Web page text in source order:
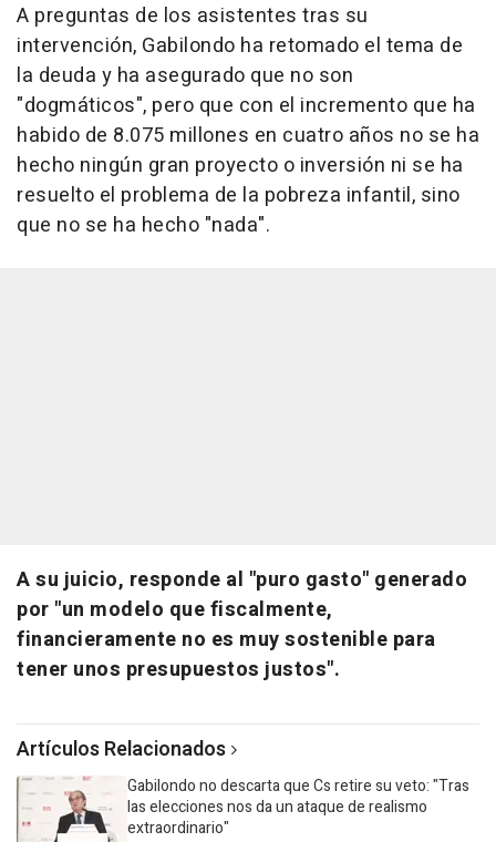
A preguntas de los asistentes tras su
intervención, Gabilondo ha retomado el tema de
la deuda y ha asegurado que no son
"dogmáticos", pero que con el incremento que ha
habido de 8.075 millones en cuatro años no se ha
hecho ningún gran proyecto o inversión ni se ha
resuelto el problema de la pobreza infantil, sino
que no se ha hecho "nada".
A su juicio, responde al "puro gasto" generado
por "un modelo que fiscalmente,
financieramente no es muy sostenible para
tener unos presupuestos justos".
Artículos Relacionados
Gabilondo no descarta que Cs retire su veto: "Tras
las elecciones nos da un ataque de realismo
extraordinario"